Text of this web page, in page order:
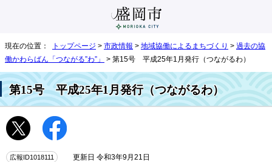
現在の位置： トップページ > 市政情報 > 地域協働によるまちづくり > 過去の協
働かわらばん「つながる”わ”」
> 第15号 平成25年1月発行（つながるわ）
第15号 平成25年1月発行（つながるわ）
広報ID1018111 更新日 令和3年9月21日